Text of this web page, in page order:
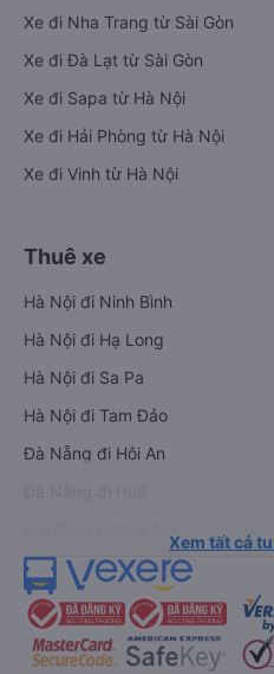
Xe đi Nha Trang từ Sài Gòn
Xe đi Đà Lạt từ Sài Gòn
Xe đi Sapa từ Hà Nội
Xe đi Hải Phòng từ Hà Nội
Xe đi Vinh từ Hà Nội
Thuê xe
Hà Nội đi Ninh Bình
Hà Nội đi Hạ Long
Hà Nội đi Sa Pa
Hà Nội đi Tam Đảo
Đà Nẵng đi Hội An
Xem tất cả